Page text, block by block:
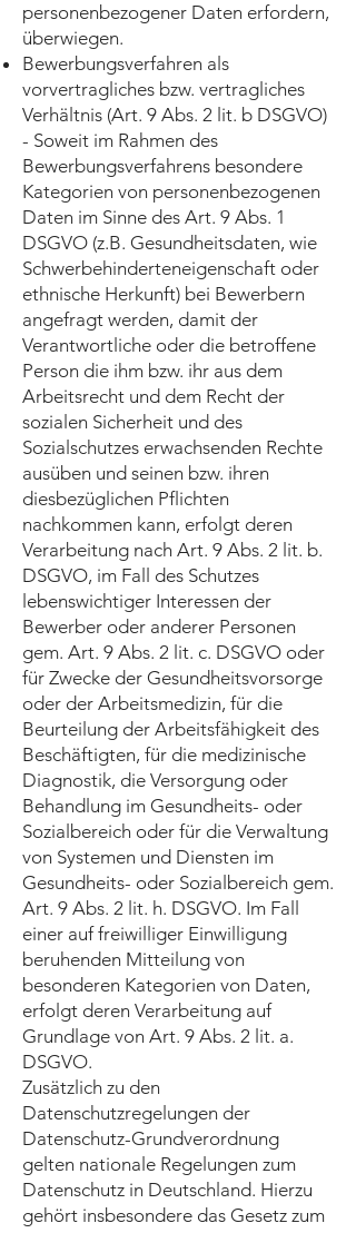
personenbezogener Daten erfordern,
überwiegen.
Bewerbungsverfahren als
vorvertragliches bzw. vertragliches
Verhältnis (Art. 9 Abs. 2 lit. b DSGVO)
- Soweit im Rahmen des
Bewerbungsverfahrens besondere
Kategorien von personenbezogenen
Daten im Sinne des Art. 9 Abs. 1
DSGVO (z.B. Gesundheitsdaten, wie
Schwerbehinderteneigenschaft oder
ethnische Herkunft) bei Bewerbern
angefragt werden, damit der
Verantwortliche oder die betroffene
Person die ihm bzw. ihr aus dem
Arbeitsrecht und dem Recht der
sozialen Sicherheit und des
Sozialschutzes erwachsenden Rechte
ausüben und seinen bzw. ihren
diesbezüglichen Pflichten
nachkommen kann, erfolgt deren
Verarbeitung nach Art. 9 Abs. 2 lit. b.
DSGVO, im Fall des Schutzes
lebenswichtiger Interessen der
Bewerber oder anderer Personen
gem. Art. 9 Abs. 2 lit. c. DSGVO oder
für Zwecke der Gesundheitsvorsorge
oder der Arbeitsmedizin, für die
Beurteilung der Arbeitsfähigkeit des
Beschäftigten, für die medizinische
Diagnostik, die Versorgung oder
Behandlung im Gesundheits- oder
Sozialbereich oder für die Verwaltung
von Systemen und Diensten im
Gesundheits- oder Sozialbereich gem.
Art. 9 Abs. 2 lit. h. DSGVO. Im Fall
einer auf freiwilliger Einwilligung
beruhenden Mitteilung von
besonderen Kategorien von Daten,
erfolgt deren Verarbeitung auf
Grundlage von Art. 9 Abs. 2 lit. a.
DSGVO.
Zusätzlich zu den
Datenschutzregelungen der
Datenschutz-Grundverordnung
gelten nationale Regelungen zum
Datenschutz in Deutschland. Hierzu
gehört insbesondere das Gesetz zum